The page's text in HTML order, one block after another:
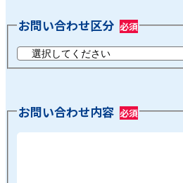
お問い合わせ区分
お問い合わせ内容